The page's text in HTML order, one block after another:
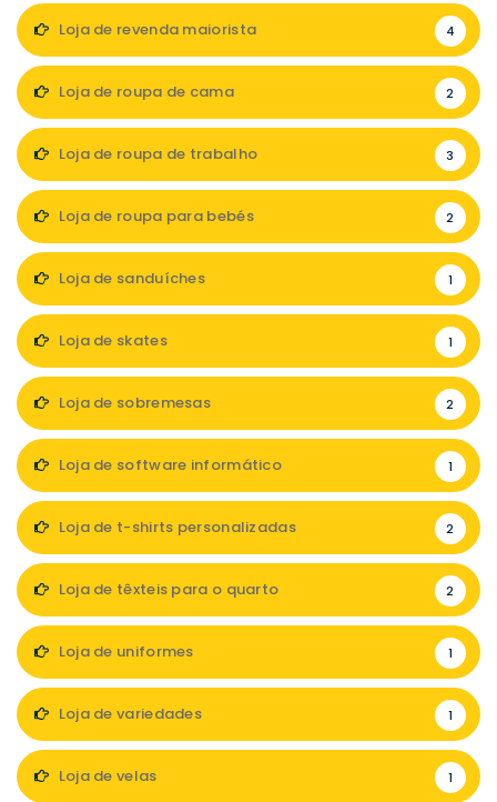
Loja de revenda maiorista 4
Loja de roupa de cama 2
Loja de roupa de trabalho 3
Loja de roupa para bebés 2
Loja de sanduíches 1
Loja de skates 1
Loja de sobremesas 2
Loja de software informático 1
Loja de t-shirts personalizadas 2
Loja de têxteis para o quarto 2
Loja de uniformes 1
Loja de variedades 1
Loja de velas 1